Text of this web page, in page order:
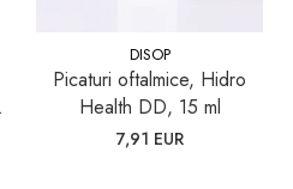
DISOP
Picaturi oftalmice, Hidro
Health DD, 15 ml
7,91 EUR